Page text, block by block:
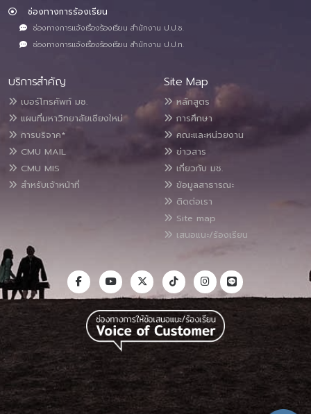
ช่องทางการร้องเรียน
ช่องทางการแจ้งเรื่องร้องเรียน สำนักงาน ป.ป.ช.
ช่องทางการแจ้งเรื่องร้องเรียน สำนักงาน ป.ป.ท.
บริการสำคัญ
เบอร์โทรศัพท์ มช.
แผนที่มหาวิทยาลัยเชียงใหม่
การบริจาค*
CMU MAIL
CMU MIS
สำหรับเจ้าหน้าที่
Site Map
หลักสูตร
การศึกษา
คณะและหน่วยงาน
ข่าวสาร
เกี่ยวกับ มช.
ข้อมูลสาธารณะ
ติดต่อเรา
Site map
เสนอแนะ/ร้องเรียน